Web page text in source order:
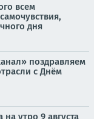
всем
дня
поздравляем
с Днём
утро 9 августа